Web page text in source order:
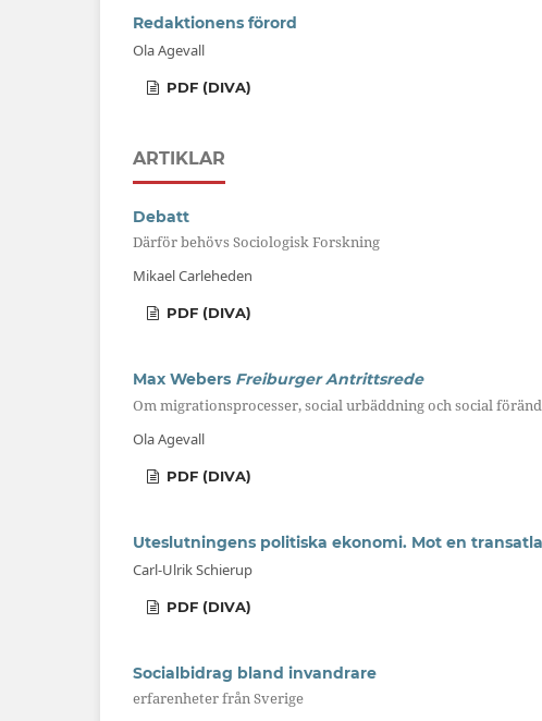
Redaktionens förord
Ola Agevall
PDF (DIVA)
ARTIKLAR
Debatt
Därför behövs Sociologisk Forskning
Mikael Carleheden
PDF (DIVA)
Max Webers Freiburger Antrittsrede
Om migrationsprocesser, social urbäddning och social
Ola Agevall
PDF (DIVA)
Uteslutningens politiska ekonomi. Mot en
Carl-Ulrik Schierup
PDF (DIVA)
Socialbidrag bland invandrare
erfarenheter från Sverige